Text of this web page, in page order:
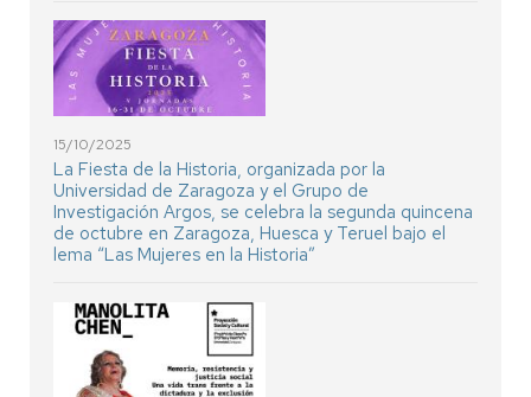
15/10/2025
La Fiesta de la Historia, organizada por la
Universidad de Zaragoza y el Grupo de
Investigación Argos, se celebra la segunda quincena
de octubre en Zaragoza, Huesca y Teruel bajo el
lema “Las Mujeres en la Historia”